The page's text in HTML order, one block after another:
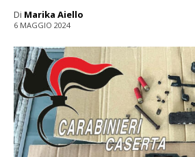
Di Marika Aiello
6 MAGGIO 2024